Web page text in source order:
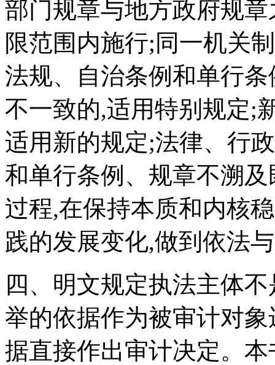
部门规章与地方政府规
限范围内施行;同一机关
法规、自治条例和单行
不一致的,适用特别规定;
适用新的规定;法律、行
和单行条例、规章不溯
过程,在保持本质和内核
践的发展变化,做到依法
四、明文规定执法主体
举的依据作为被审计对
据直接作出审计决定。